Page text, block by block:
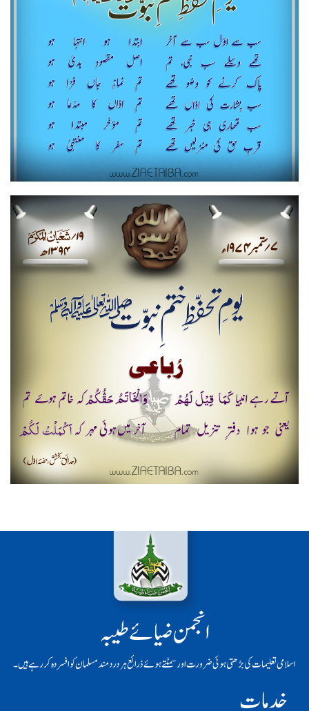
انجمن ضیائے طیبہ
اسلامی تعلیمات کی بڑھتی ہوئی ضرورت اور سمٹتے ہوئے ذرائع ہر دردمند مسلمان کو افسردہ کر رہے ہیں۔
خدمات